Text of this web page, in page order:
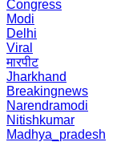
Congress
Modi
Delhi
Viral
मारपीट
Jharkhand
Breakingnews
Narendramodi
Nitishkumar
Madhya_pradesh